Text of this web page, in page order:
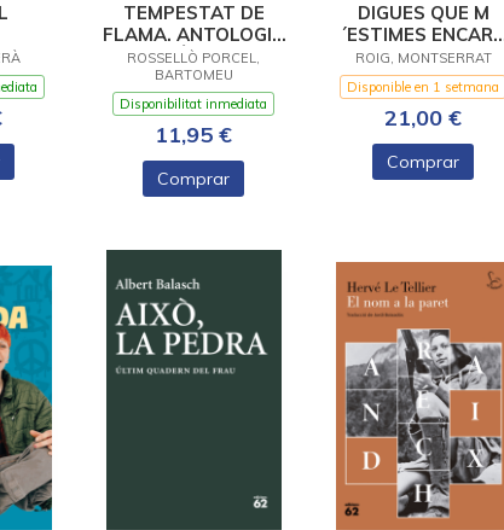
TEMPESTAT DE
FLAMA. ANTOLOGIA
POÈTICA
ROSSELLÒ PORCEL,
BARTOMEU
Disponibilitat inmediata
11,95 €
Comprar
DIGUES QUE M
´ESTIMES
QUE SIGUI MENTIDA
ROIG, MONTSERRAT
Disponible en 1 setmana
21,00 €
Comprar